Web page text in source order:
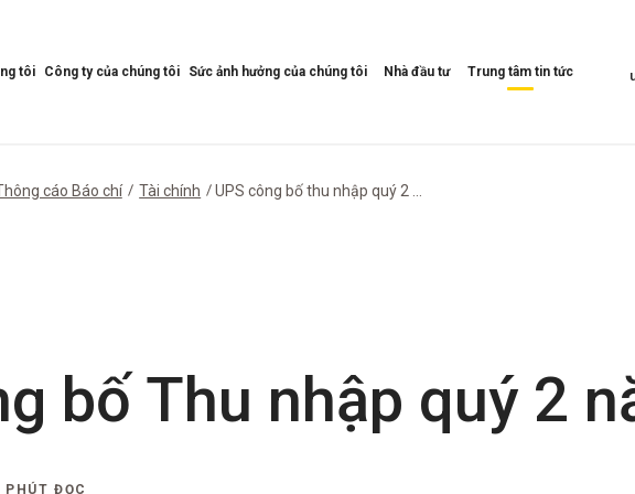
tôi
Công ty của chúng tôi
chúng
Sức ảnh hưởng của chúng tôi
chúng
Nhà đầu tư
Trung tâm tin tức
cáo Báo chí Tài chính UPS công bố thu nhập quý 2 ...
bố Thu nhập quý 2
PHÚT ĐỌC